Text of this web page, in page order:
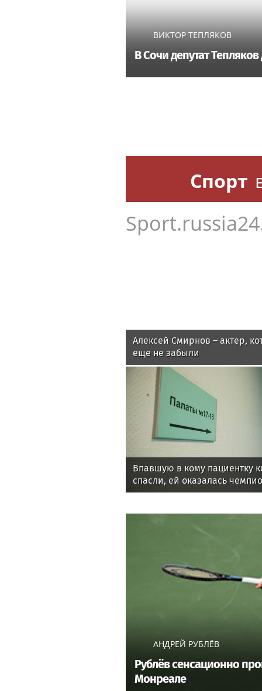
ВИКТОР ТЕПЛЯКОВ
В Сочи депутат
Спорт
Алексей Смирнов – актер,
еще не забыли
Впавшую в кому пациентку
спасли, ей оказалась
АНДРЕЙ РУБЛЁВ
Рублёв сенсационно
Монреале